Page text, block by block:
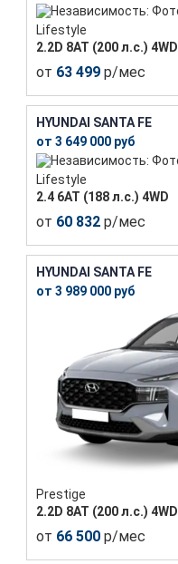
Lifestyle
2.2D 8АТ (200 л.с.) 4WD
от 63 499 р/мес
HYUNDAI SANTA FE
от 3 649 000 руб
Lifestyle
2.4 6АТ (188 л.с.) 4WD
от 60 832 р/мес
HYUNDAI SANTA FE
от 3 989 000 руб
Prestige
2.2D 8АТ (200 л.с.) 4WD
от 66 500 р/мес